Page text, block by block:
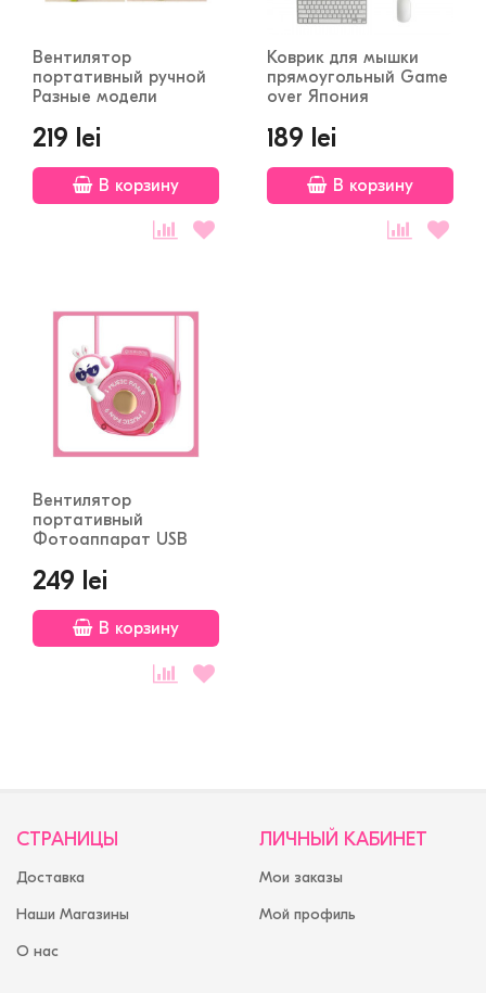
Вентилятор
портативный ручной
Разные модели
219 lei
В корзину
Коврик для мышки
прямоугольный Game
over Япония
189 lei
В корзину
Вентилятор
портативный
Фотоаппарат USB
249 lei
В корзину
СТРАНИЦЫ
Доставка
Наши Магазины
О нас
ЛИЧНЫЙ КАБИНЕТ
Мои заказы
Мой профиль